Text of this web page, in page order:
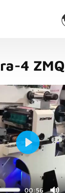
4
00:56
Play